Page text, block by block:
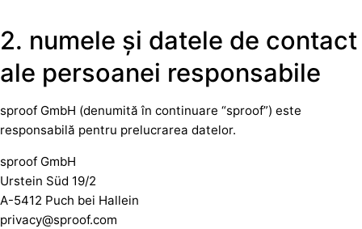
2. numele și datele de contact
ale persoanei responsabile
sproof GmbH (denumită în continuare “sproof”) este
responsabilă pentru prelucrarea datelor.
sproof GmbH
Urstein Süd 19/2
A-5412 Puch bei Hallein
privacy@sproof.com